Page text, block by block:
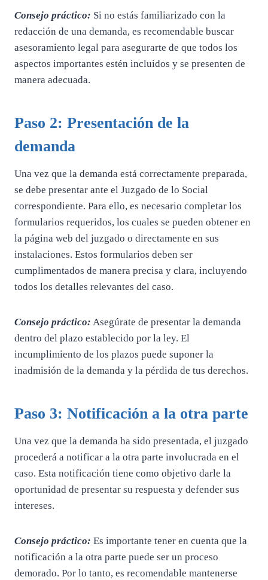
Consejo práctico: Si no estás familiarizado con la
redacción de una demanda, es recomendable buscar
asesoramiento legal para asegurarte de que todos los
aspectos importantes estén incluidos y se presenten de
manera adecuada.
Paso 2: Presentación de la
demanda
Una vez que la demanda está correctamente preparada,
se debe presentar ante el Juzgado de lo Social
correspondiente. Para ello, es necesario completar los
formularios requeridos, los cuales se pueden obtener en
la página web del juzgado o directamente en sus
instalaciones. Estos formularios deben ser
cumplimentados de manera precisa y clara, incluyendo
todos los detalles relevantes del caso.
Consejo práctico: Asegúrate de presentar la demanda
dentro del plazo establecido por la ley. El
incumplimiento de los plazos puede suponer la
inadmisión de la demanda y la pérdida de tus derechos.
Paso 3: Notificación a la otra parte
Una vez que la demanda ha sido presentada, el juzgado
procederá a notificar a la otra parte involucrada en el
caso. Esta notificación tiene como objetivo darle la
oportunidad de presentar su respuesta y defender sus
intereses.
Consejo práctico: Es importante tener en cuenta que la
notificación a la otra parte puede ser un proceso
demorado. Por lo tanto, es recomendable mantenerse